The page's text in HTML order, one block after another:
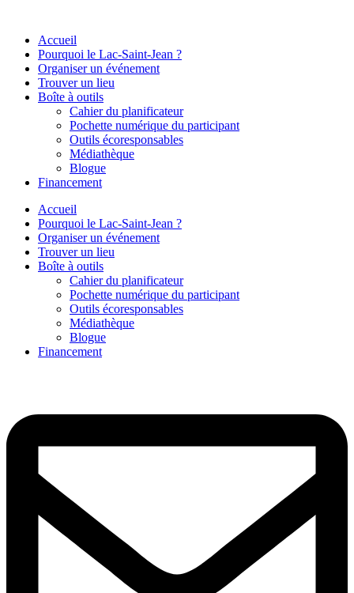
contenuAccueil
Pourquoi le Lac-Saint-Jean ?
Organiser un événement
Trouver un lieu
Boîte à outils
Cahier du planificateur
Pochette numérique du participant
Outils écoresponsables
Médiathèque
Blogue
Financement
Accueil
Pourquoi le Lac-Saint-Jean ?
Organiser un événement
Trouver un lieu
Boîte à outils
Cahier du planificateur
Pochette numérique du participant
Outils écoresponsables
Médiathèque
Blogue
Financement